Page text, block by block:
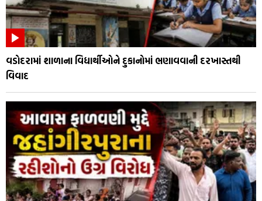
વડોદરામાં શાળાના વિદ્યાર્થીઓને દુકાનોમાં ભણાવવાની દરખાસ્તથી
વિવાદ